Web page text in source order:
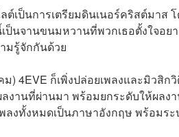
ต์เป็นการเตรียมดินเนอร์คริสต์มา
ป็นจานขนมหวานที่พวกเธอตั้งใจอย
มรู้จักกันด้วย
) 4EVE ก็เพิ่งปล่อยเพลงและมิวสิก
งานที่ผ่านมา พร้อมยกระดับให้ผลง
ลงทั้งหมดเป็นภาษาอังกฤษ พร้อม